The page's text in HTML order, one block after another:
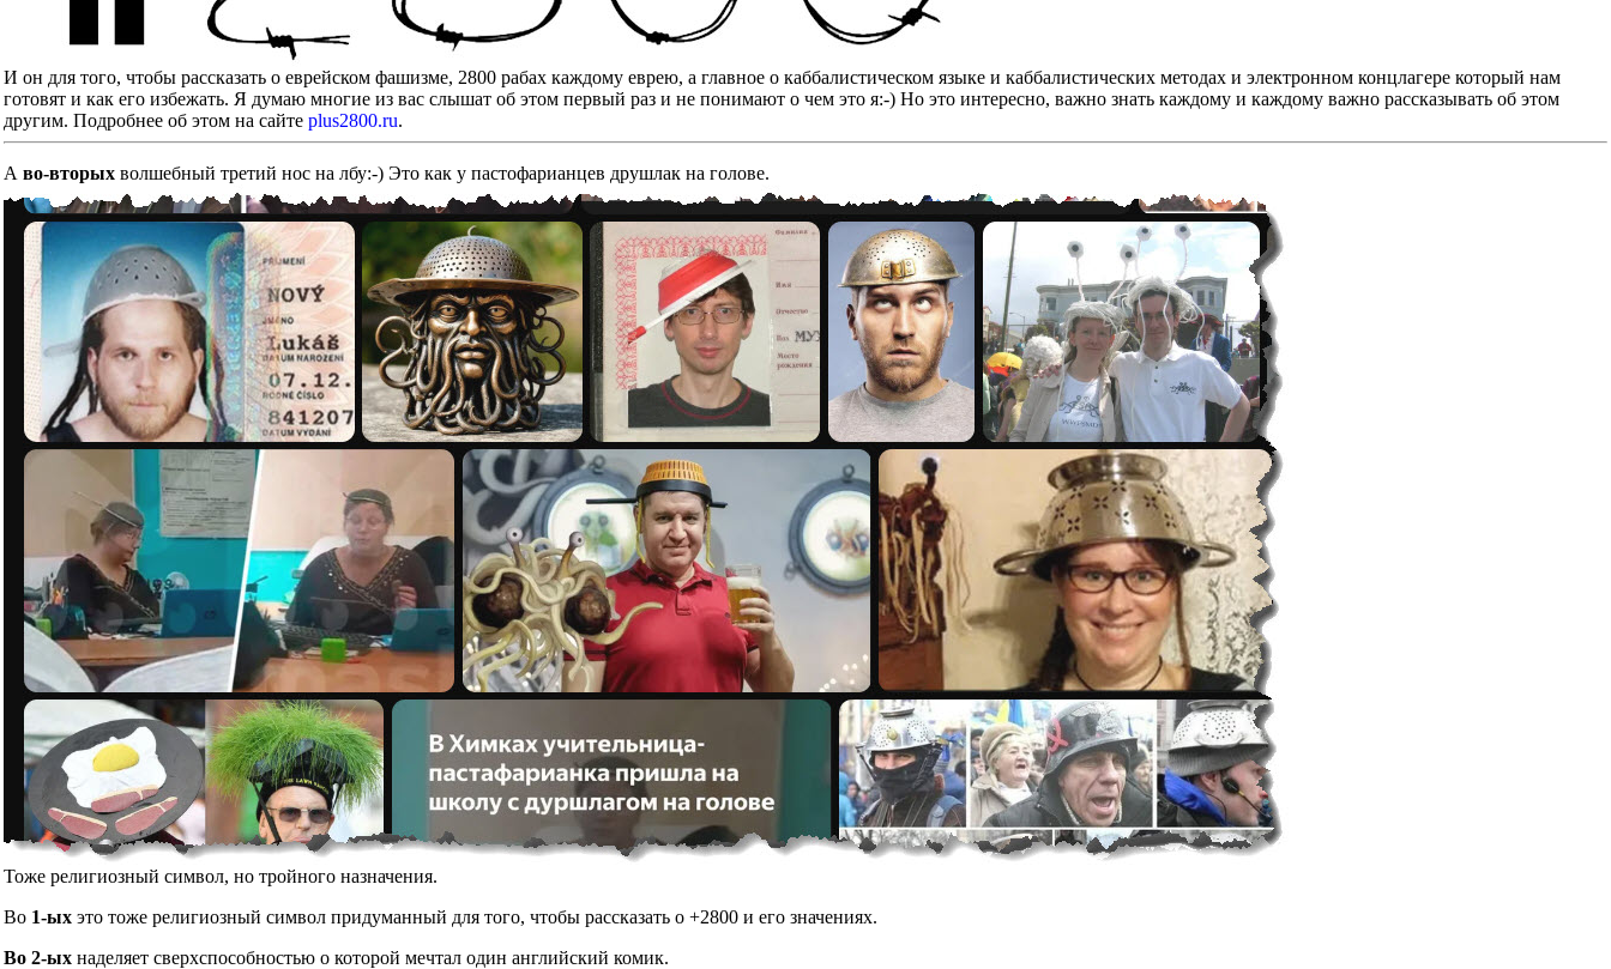
И он для того, чтобы рассказать о еврейском фашизме, 2800 рабах каждому еврею, а главное о каббалистическом языке и каббалистических методах и электронном концлагере который нам
готовят и как его избежать. Я думаю многие из вас слышат об этом первый раз и не понимают о чем это я:-) Но это интересно, важно знать каждому и каждому важно рассказывать об этом
другим. Подробнее об этом на сайте plus2800.ru.
А во-вторых волшебный третий нос на лбу:-) Это как у пастофарианцев друшлак на голове.
Тоже религиозный символ, но тройного назначения.
Во 1-ых это тоже религиозный символ придуманный для того, чтобы рассказать о +2800 и его значениях.
Во 2-ых наделяет сверхспособностью о которой мечтал один английский комик.